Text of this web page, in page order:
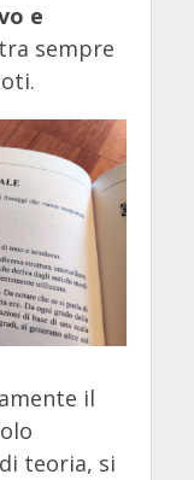
e
sempre
il
teoria, si